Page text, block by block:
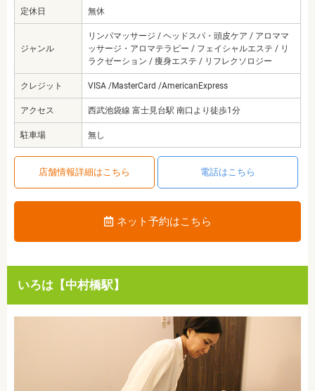
定休日 無休
ジャンル
リンパマッサージ / ヘッドスパ・頭皮ケア / アロママ
ッサージ・アロマテラピー / フェイシャルエステ / リ
ラクゼーション / 痩身エステ / リフレクソロジー
クレジット VISA /MasterCard /AmericanExpress
アクセス 西武池袋線 富士見台駅 南口より徒歩1分
駐車場 無し
店舗情報詳細はこちら 電話はこちら
ネット予約はこちら
いろは【中村橋駅】